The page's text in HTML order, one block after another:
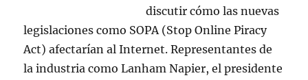
discutir cómo las nuevas
legislaciones como SOPA (Stop Online Piracy
Act) afectarían al Internet. Representantes de
la industria como Lanham Napier, el presidente